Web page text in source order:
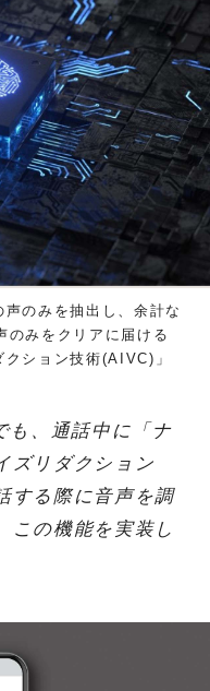
のみを抽出し、余計な
のみをクリアに届ける
ション技術(AIVC)」
も、通話中に「ナ
ズリダクション
する際に音声を調
この機能を実装し